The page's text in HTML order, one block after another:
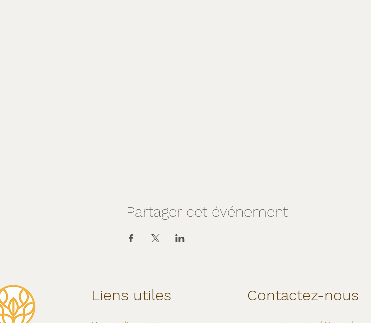
Partager cet événement
Liens utiles Contactez-nous